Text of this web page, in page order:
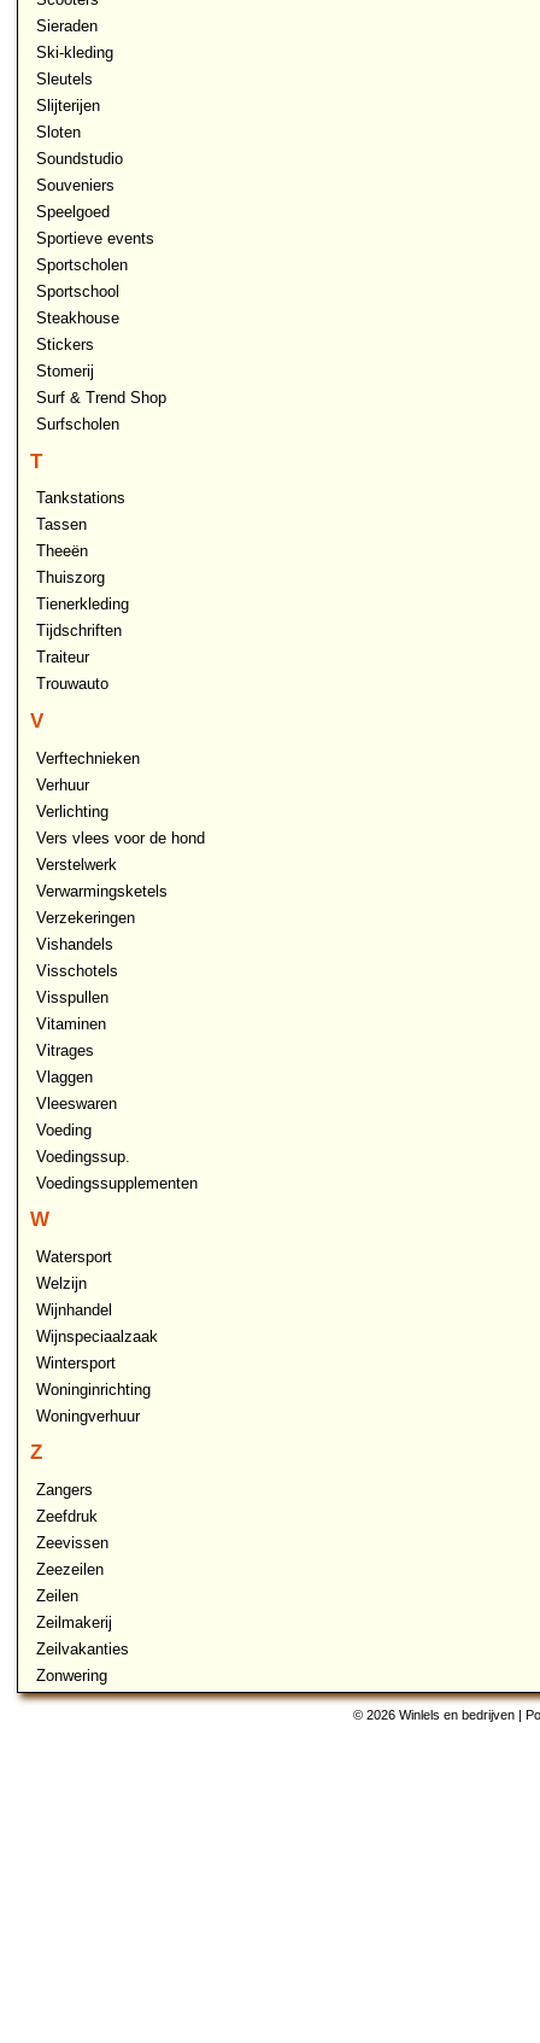
Sieraden
Ski-kleding
Sleutels
Slijterijen
Sloten
Soundstudio
Souveniers
Speelgoed
Sportieve events
Sportscholen
Sportschool
Steakhouse
Stickers
Stomerij
Surf & Trend Shop
Surfscholen
T
Tankstations
Tassen
Theeën
Thuiszorg
Tienerkleding
Tijdschriften
Traiteur
Trouwauto
V
Verftechnieken
Verhuur
Verlichting
Vers vlees voor de hond
Verstelwerk
Verwarmingsketels
Verzekeringen
Vishandels
Visschotels
Visspullen
Vitaminen
Vitrages
Vlaggen
Vleeswaren
Voeding
Voedingssup.
Voedingssupplementen
W
Watersport
Welzijn
Wijnhandel
Wijnspeciaalzaak
Wintersport
Woninginrichting
Woningverhuur
Z
Zangers
Zeefdruk
Zeevissen
Zeezeilen
Zeilen
Zeilmakerij
Zeilvakanties
Zonwering
© 2026 Winlels en bedrijven |